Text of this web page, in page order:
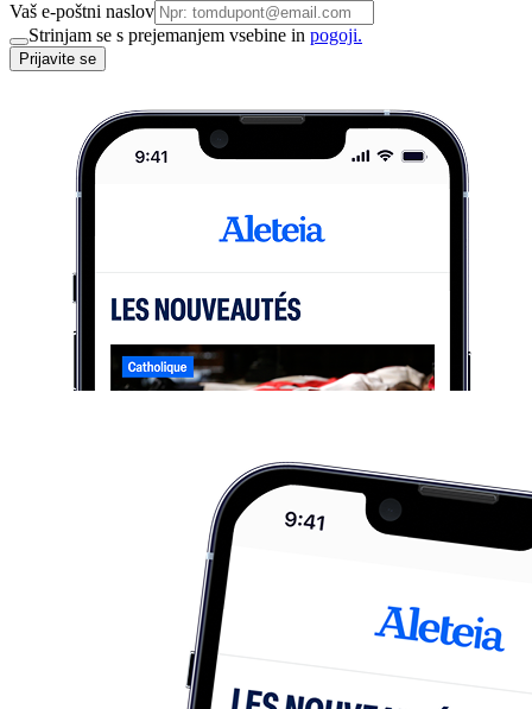
Vaš e-poštni naslov
Strinjam se s prejemanjem vsebine in pogoji.
Prijavite se